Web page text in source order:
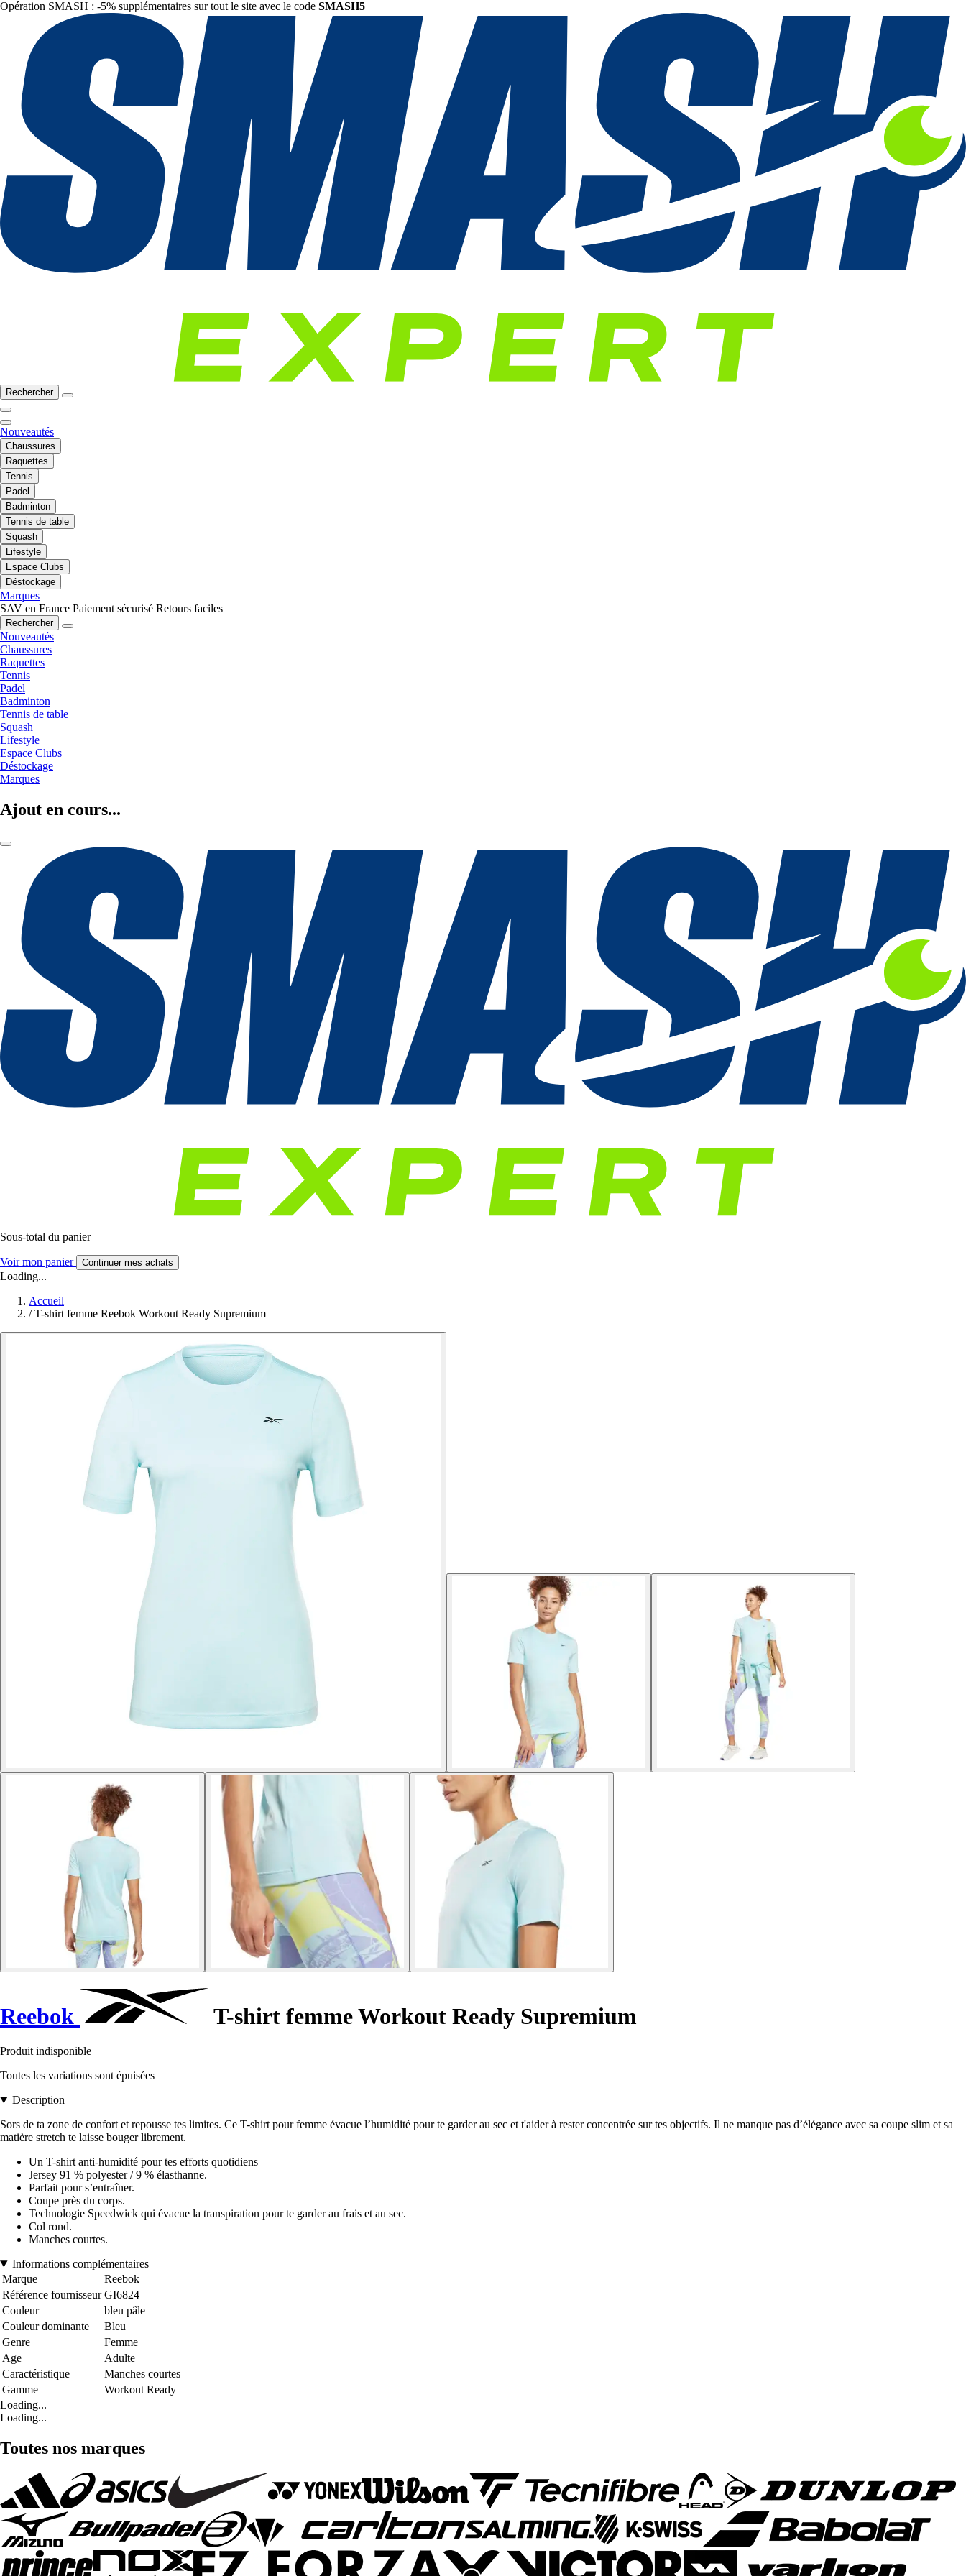
Opération SMASH : -5% supplémentaires sur tout le site avec le code SMASH5
Rechercher
Nouveautés
Chaussures
Raquettes
Tennis
Padel
Badminton
Tennis de table
Squash
Lifestyle
Espace Clubs
Déstockage
Marques
SAV en France Paiement sécurisé Retours faciles
Rechercher
Nouveautés
Chaussures
Raquettes
Tennis
Padel
Badminton
Tennis de table
Squash
Lifestyle
Espace Clubs
Déstockage
Marques
Ajout en cours...
Sous-total du panier
Voir mon panier Continuer mes achats
Loading...
Accueil
/ T-shirt femme Reebok Workout Ready Supremium
Reebok T-shirt femme Workout Ready Supremium
Produit indisponible
Toutes les variations sont épuisées
Description
Sors de ta zone de confort et repousse tes limites. Ce T-shirt pour femme évacue l’humidité pour te garder au sec et t'aider à rester concentrée sur tes objectifs. Il ne manque pas d’élégance avec sa coupe slim et sa
matière stretch te laisse bouger librement.
Un T-shirt anti-humidité pour tes efforts quotidiens
Jersey 91 % polyester / 9 % élasthanne.
Parfait pour s’entraîner.
Coupe près du corps.
Technologie Speedwick qui évacue la transpiration pour te garder au frais et au sec.
Col rond.
Manches courtes.
Informations complémentaires
Marque
Reebok
Référence fournisseur GI6824
Couleur
bleu pâle
Couleur dominante
Bleu
Genre
Femme
Age
Adulte
Caractéristique
Manches courtes
Gamme
Workout Ready
Loading...
Loading...
Toutes nos marques